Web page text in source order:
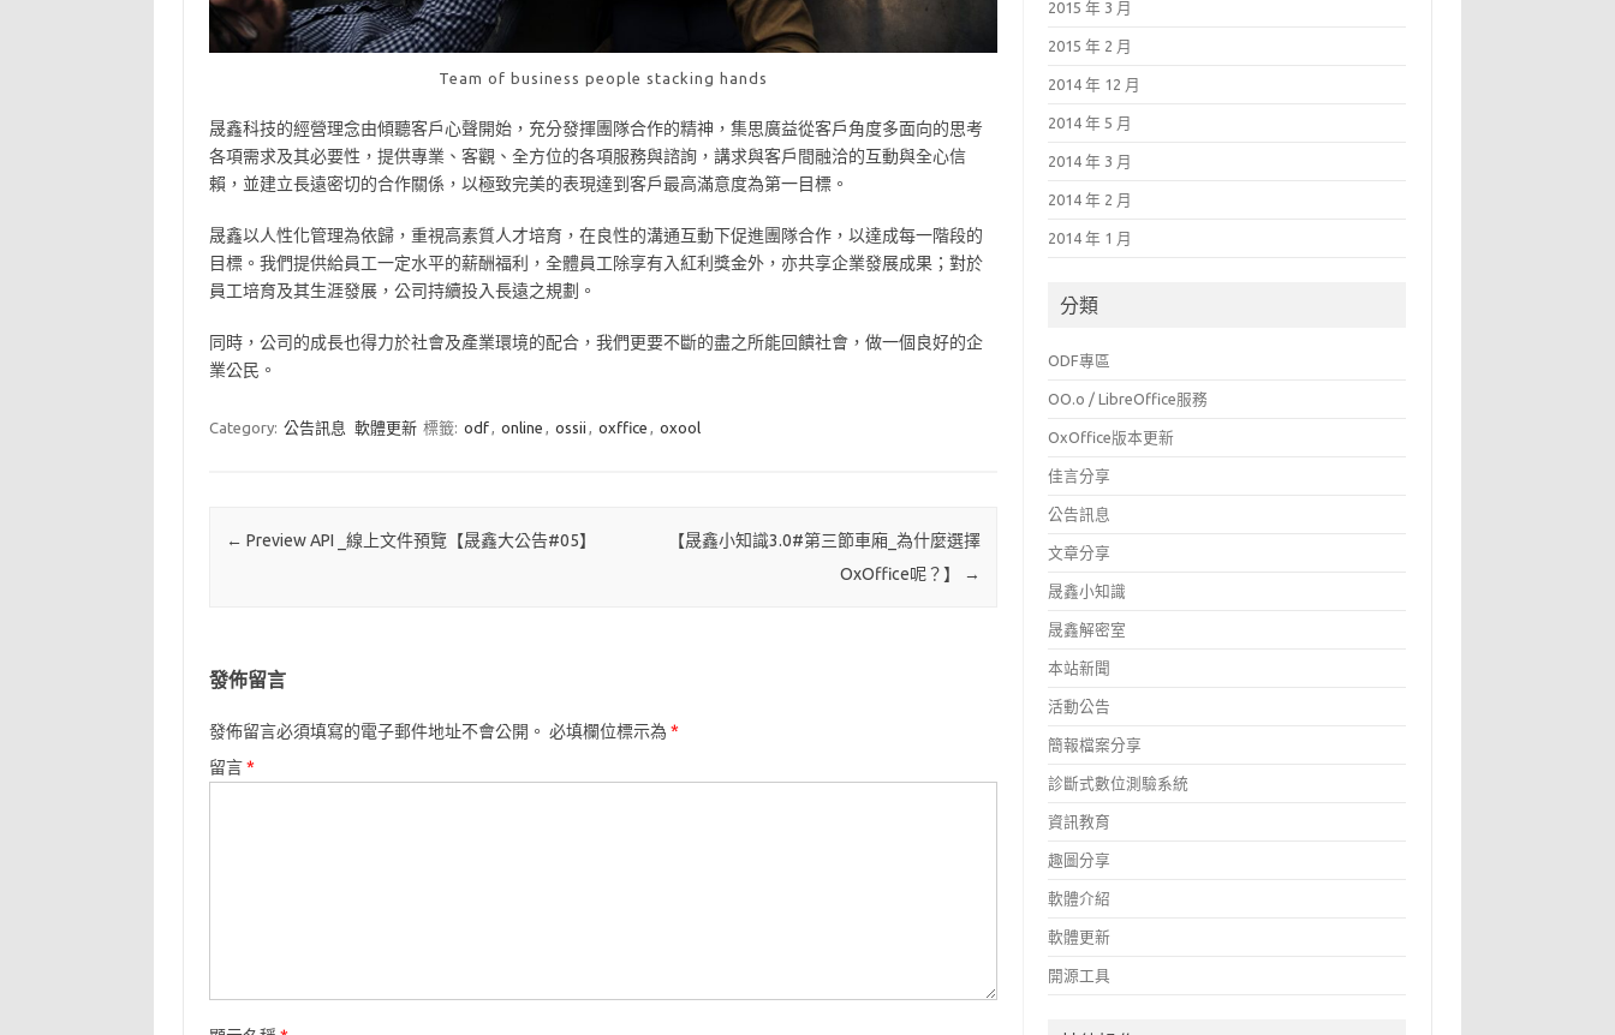
Team of business people stacking hands
晟鑫科技的經營理念由傾聽客戶心聲開始，充分發揮團隊合作的精神，集思廣益從客戶角度多面向的思考
各項需求及其必要性，提供專業、客觀、全方位的各項服務與諮詢，講求與客戶間融洽的互動與全心信
賴，並建立長遠密切的合作關係，以極致完美的表現達到客戶最高滿意度為第一目標。
晟鑫以人性化管理為依歸，重視高素質人才培育，在良性的溝通互動下促進團隊合作，以達成每一階段的
目標。我們提供給員工一定水平的薪酬福利，全體員工除享有入紅利獎金外，亦共享企業發展成果；對於
員工培育及其生涯發展，公司持續投入長遠之規劃。
同時，公司的成長也得力於社會及產業環境的配合，我們更要不斷的盡之所能回饋社會，做一個良好的企
業公民。
Category: 公告訊息 軟體更新 標籤: odf, online , ossii , oxffice , oxool
Post navigation
← Preview API _線上文件預覽【晟鑫大公告#05】
【晟鑫小知識3.0#第三節車廂_為什麼選擇
OxOffice呢？】
→
發佈留言
發佈留言必須填寫的電子郵件地址不會公開。 必填欄位標示為 *
留言*
2015 年 3 月
2015 年 2 月
2014 年 12 月
2014 年 5 月
2014 年 3 月
2014 年 2 月
2014 年 1 月
分類
ODF專區
OO.o / LibreOffice服務
OxOffice版本更新
佳言分享
公告訊息
文章分享
晟鑫小知識
晟鑫解密室
本站新聞
活動公告
簡報檔案分享
診斷式數位測驗系統
資訊教育
趣圖分享
軟體介紹
軟體更新
開源工具